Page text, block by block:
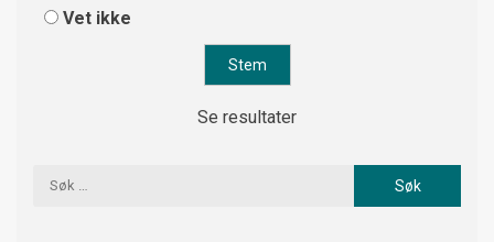
Vet ikke
Se resultater